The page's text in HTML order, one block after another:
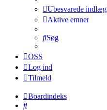
Ubesvarede indlæg
Aktive emner
Søg
OSS
Log ind
Tilmeld
Boardindeks
Søg